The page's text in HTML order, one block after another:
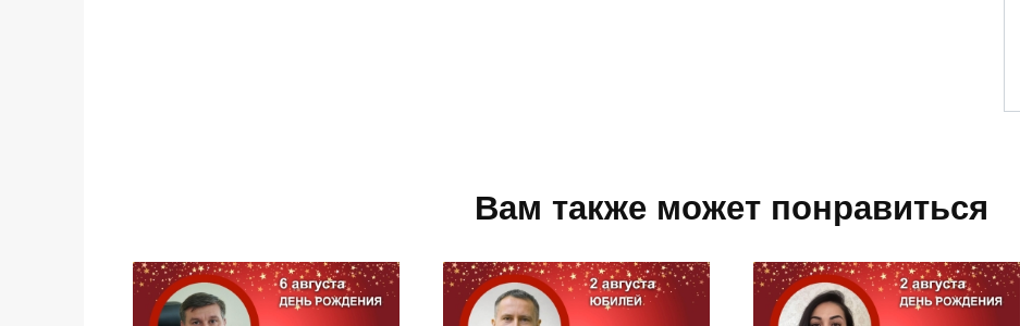
Вам также может понравиться